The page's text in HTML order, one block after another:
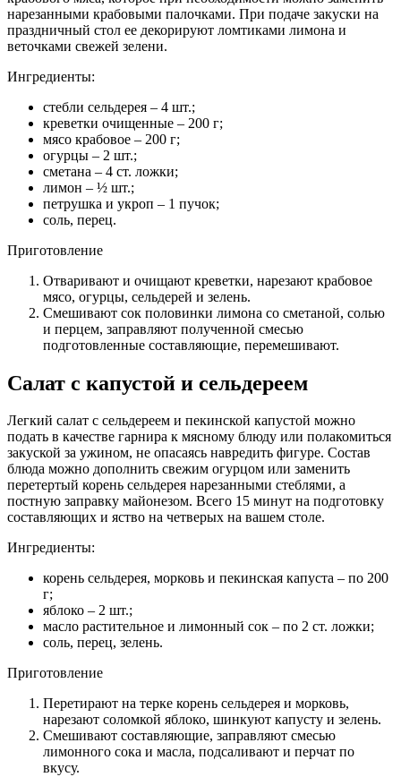
нарезанными крабовыми палочками. При подаче закуски на
праздничный стол ее декорируют ломтиками лимона и
веточками свежей зелени.
Ингредиенты:
стебли сельдерея – 4 шт.;
креветки очищенные – 200 г;
мясо крабовое – 200 г;
огурцы – 2 шт.;
сметана – 4 ст. ложки;
лимон – ½ шт.;
петрушка и укроп – 1 пучок;
соль, перец.
Приготовление
Отваривают и очищают креветки, нарезают крабовое
мясо, огурцы, сельдерей и зелень.
Смешивают сок половинки лимона со сметаной, солью
и перцем, заправляют полученной смесью
подготовленные составляющие, перемешивают.
Салат с капустой и сельдереем
Легкий салат с сельдереем и пекинской капустой можно
подать в качестве гарнира к мясному блюду или полакомиться
закуской за ужином, не опасаясь навредить фигуре. Состав
блюда можно дополнить свежим огурцом или заменить
перетертый корень сельдерея нарезанными стеблями, а
постную заправку майонезом. Всего 15 минут на подготовку
составляющих и яство на четверых на вашем столе.
Ингредиенты:
корень сельдерея, морковь и пекинская капуста – по 200
г;
яблоко – 2 шт.;
масло растительное и лимонный сок – по 2 ст. ложки;
соль, перец, зелень.
Приготовление
Перетирают на терке корень сельдерея и морковь,
нарезают соломкой яблоко, шинкуют капусту и зелень.
Смешивают составляющие, заправляют смесью
лимонного сока и масла, подсаливают и перчат по
вкусу.